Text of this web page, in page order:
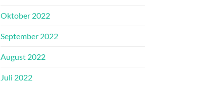
Oktober 2022
September 2022
August 2022
Juli 2022